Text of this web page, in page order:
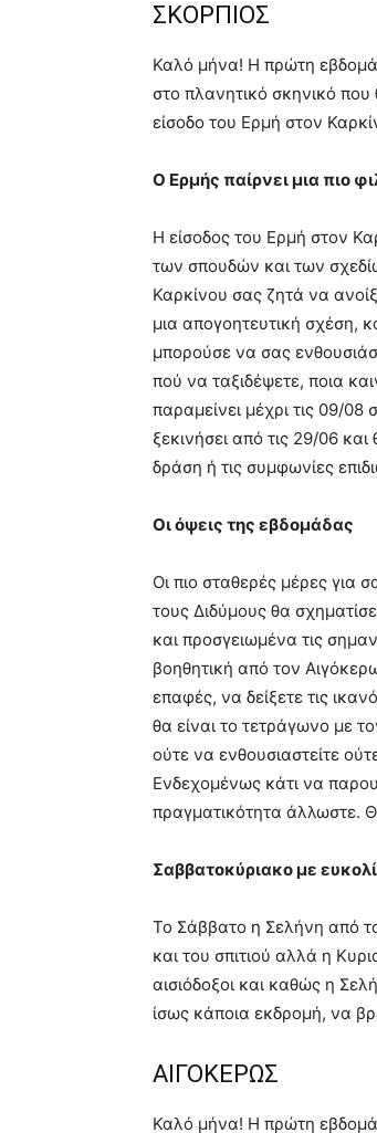
ΣΚΟΡΠΙΟΣ
Καλό μήνα! Η πρώτη
στο πλανητικό σκηνικό
είσοδο του Ερμή στον
Ο Ερμής παίρνει μια πιο
Η είσοδος του Ερμή στον
των σπουδών και των
Καρκίνου σας ζητά να
μια απογοητευτική σχέση,
μπορούσε να σας
πού να ταξιδέψετε, ποια
παραμείνει μέχρι τις 09/
ξεκινήσει από τις 29/06
δράση ή τις συμφωνίες
Οι όψεις της εβδομάδας
Οι πιο σταθερές μέρες για
τους Διδύμους θα
και προσγειωμένα τις
βοηθητική από τον
επαφές, να δείξετε τις
θα είναι το τετράγωνο με
ούτε να ενθουσιαστείτε
Ενδεχομένως κάτι να
πραγματικότητα άλλωστε.
Σαββατοκύριακο με
Το Σάββατο η Σελήνη από
και του σπιτιού αλλά η
αισιόδοξοι και καθώς η
ίσως κάποια εκδρομή, να
ΑΙΓΟΚΕΡΩΣ
Καλό μήνα! Η πρώτη